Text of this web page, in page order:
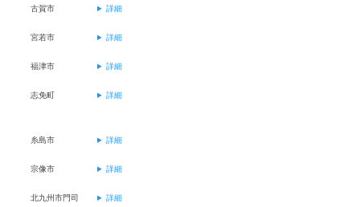
古賀市 詳細
宮若市 詳細
福津市 詳細
志免町 詳細
糸島市 詳細
宗像市 詳細
北九州市門司
詳細